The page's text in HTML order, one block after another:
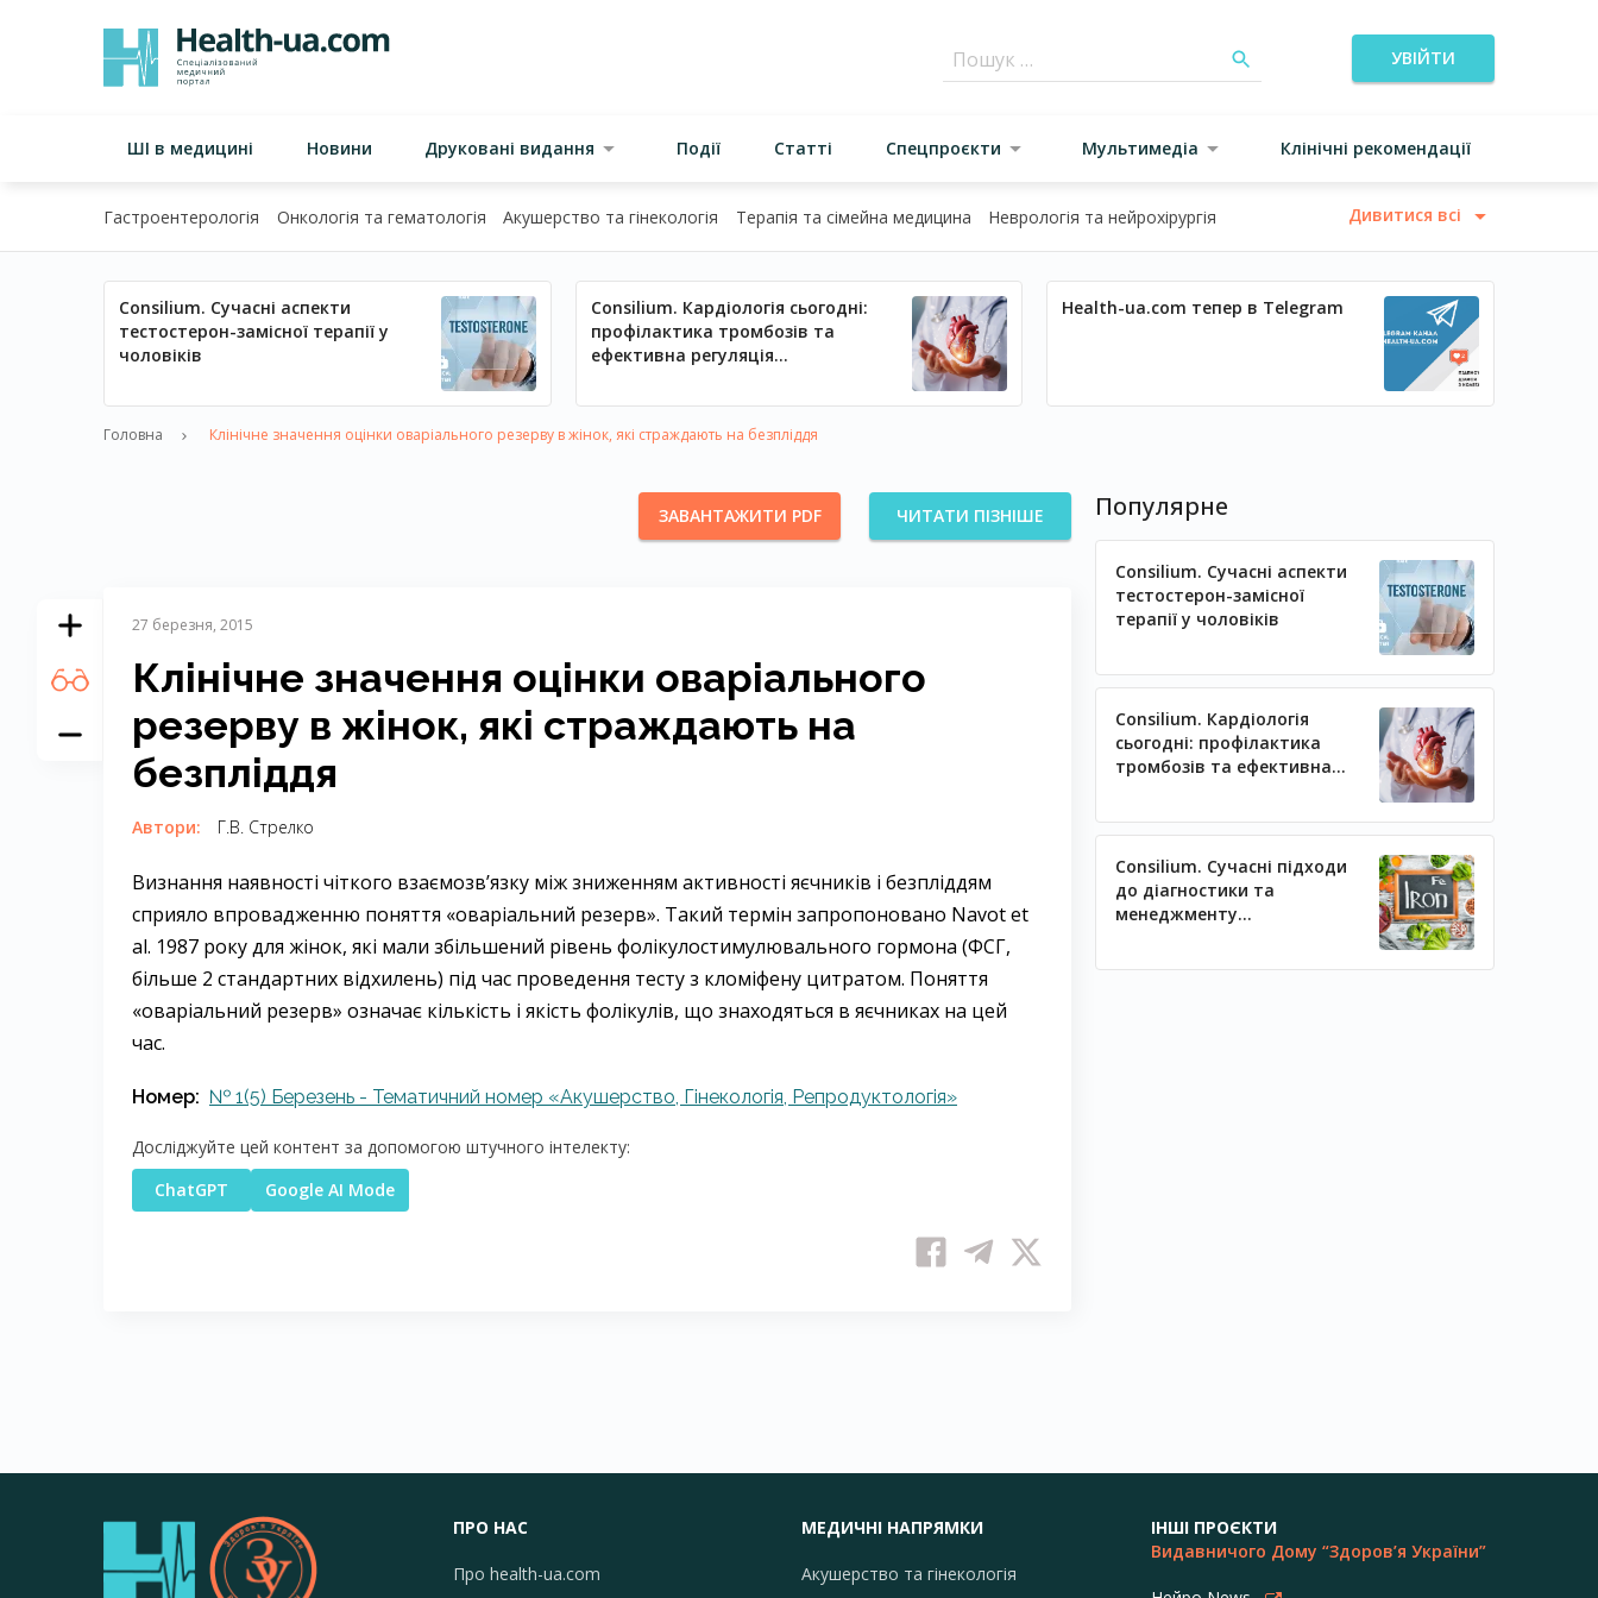
УВІЙТИ
ШІ в медицині Новини Друковані видання Події Статті Спецпроєкти Мультимедіа Клінічні рекомендації
Гастроентерологія Онкологія та гематологія Акушерство та гінекологія Терапія та сімейна медицина Неврологія та нейрохірургія Дивитися всі
Consilium. Сучасні аспекти
тестостерон-замісної терапії у
чоловіків
Consilium. Кардіологія сьогодні:
профілактика тромбозів та
ефективна регуляція
Health-ua.com тепер в Telegram
Головна Клінічне значення оцінки оваріального резерву в жінок, які страждають на безпліддя
ЗАВАНТАЖИТИ PDF ЧИТАТИ ПІЗНІШЕ
27 березня, 2015
Клінічне значення оцінки оваріального
резерву в жінок, які страждають на
безпліддя
Автори: Г.В. Стрелко
Визнання наявності чіткого взаємозв’язку між зниженням активності яєчників і безпліддям
сприяло впровадженню поняття «оваріальний резерв». Такий термін запропоновано Navot et
al. 1987 року для жінок, які мали збільшений рівень фолікулостимулювального гормона (ФСГ,
більше 2 стандартних відхилень) під час проведення тесту з кломіфену цитратом. Поняття
«оваріальний резерв» означає кількість і якість фолікулів, що знаходяться в яєчниках на цей
час.
Номер: № 1(5) Березень - Тематичний номер «Акушерство, Гінекологія, Репродуктологія»
Досліджуйте цей контент за допомогою штучного інтелекту:
ChatGPT
Google AI Mode
Популярне
Consilium. Сучасні аспекти
тестостерон-замісної
терапії у чоловіків
Consilium. Кардіологія
сьогодні: профілактика
тромбозів та ефективна
Consilium. Сучасні підходи
до діагностики та
менеджменту
ПРО НАС
Про health-ua.com
МЕДИЧНІ НАПРЯМКИ
Акушерство та гінекологія
ІНШІ ПРОЄКТИ
Видавничого Дому “Здоров’я України”